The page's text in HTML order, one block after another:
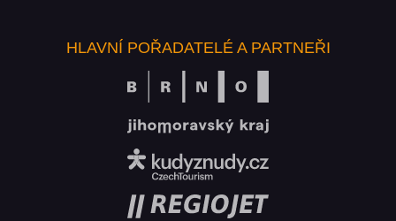
HLAVNÍ POŘADATELÉ A PARTNEŘI